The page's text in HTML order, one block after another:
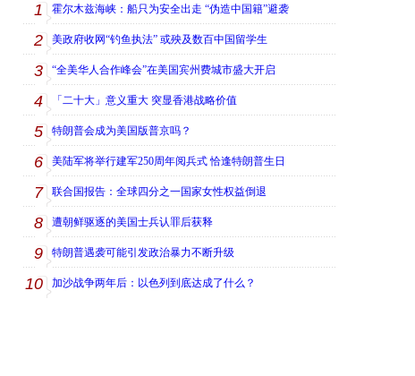
1 霍尔木兹海峡：船只为安全出走 “伪造中国籍”避袭
2 美政府收网“钓鱼执法” 或殃及数百中国留学生
3 “全美华人合作峰会”在美国宾州费城市盛大开启
4 「二十大」意义重大 突显香港战略价值
5 特朗普会成为美国版普京吗？
6 美陆军将举行建军250周年阅兵式 恰逢特朗普生日
7 联合国报告：全球四分之一国家女性权益倒退
8 遭朝鲜驱逐的美国士兵认罪后获释
9 特朗普遇袭可能引发政治暴力不断升级
10 加沙战争两年后：以色列到底达成了什么？